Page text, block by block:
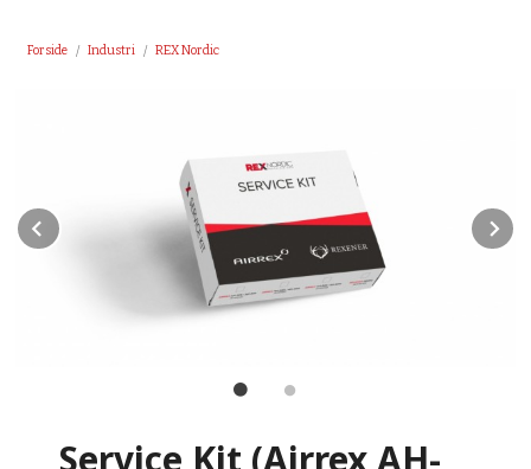
Forside Industri REX Nordic
Prev
Service Kit (Airrex AH-